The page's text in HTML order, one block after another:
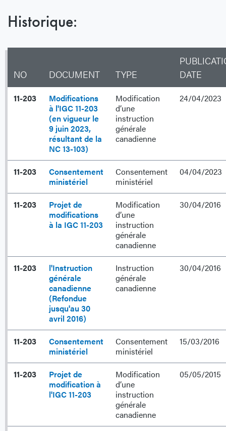
Historique:
NO DOCUMENT TYPE
DATE
11-203
Modifications
à l'IGC 11-203
(en vigueur le
9 juin 2023,
résultant de la
NC 13-103)
Modification
d’une
instruction
générale
canadienne
24/04/2023
11-203
Consentement
ministériel
Consentement
ministériel
04/04/2023
11-203
Projet de
modifications
à la IGC 11-203
Modification
d’une
instruction
générale
canadienne
30/04/2016
11-203
l'Instruction
générale
canadienne
(Refondue
jusqu'au 30
avril 2016)
Instruction
générale
canadienne
30/04/2016
11-203
Consentement
ministériel
Consentement
ministériel
15/03/2016
11-203
Projet de
modification à
l'IGC 11-203
Modification
d’une
instruction
générale
canadienne
05/05/2015